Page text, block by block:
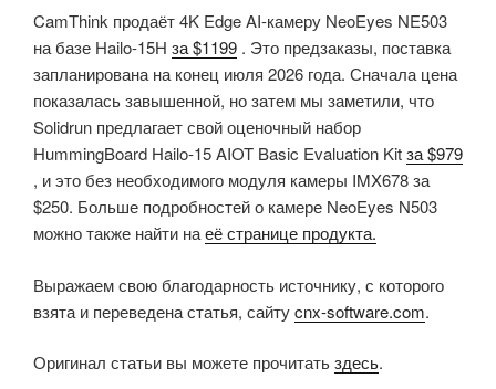
CamThink продаёт 4K Edge AI-камеру NeoEyes NE503
на базе Hailo-15H за $1199 . Это предзаказы, поставка
запланирована на конец июля 2026 года. Сначала цена
показалась завышенной, но затем мы заметили, что
Solidrun предлагает свой оценочный набор
HummingBoard Hailo-15 AIOT Basic Evaluation Kitза $979
, и это без необходимого модуля камеры IMX678 за
$250. Больше подробностей о камере NeoEyes N503
можно также найти наеё странице продукта.
Выражаем свою благодарность источнику, с которого
взята и переведена статья, сайтуcnx-software.com.
Оригинал статьи вы можете прочитатьздесь.